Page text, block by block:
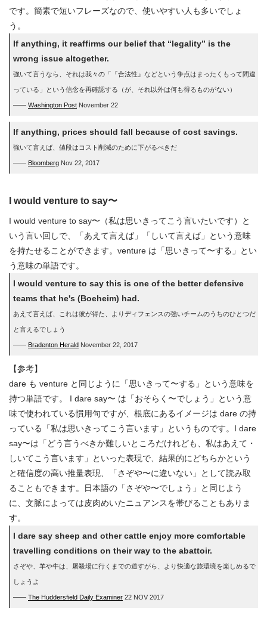
です。簡素で短いフレーズなので、使いやすい人も多いでしょ
う。
If anything, it reaffirms our belief that “legality” is the
wrong issue altogether.
強いて言うなら、それは我々の「『合法性』などという争点はまったくもって間違
っている」という信念を再確認する（が、それ以外は何も得るものがない）
―― Washington Post November 22
If anything, prices should fall because of cost savings.
強いて言えば、値段はコスト削減のために下がるべきだ
―― Bloomberg Nov 22, 2017
I would venture to say〜
I would venture to say〜（私は思いきってこう言いたいです）と
いう言い回しで、「あえて言えば」「しいて言えば」という意味
を持たせることができます。venture は「思いきって〜する」とい
う意味の単語です。
I would venture to say this is one of the better defensive
teams that he's (Boeheim) had.
あえて言えば、これは彼が得た、よりディフェンスの強いチームのうちのひとつだ
と言えるでしょう
―― Bradenton Herald November 22, 2017
【参考】
dare も venture と同じように「思いきって〜する」という意味を
持つ単語です。 I dare say〜 は「おそらく〜でしょう」という意
味で使われている慣用句ですが、根底にあるイメージは dare の持
っている「私は思いきってこう言います」というものです。I dare
say〜は「どう言うべきか難しいところだけれども、私はあえて・
しいてこう言います」といった表現で、結果的にどちらかという
と確信度の高い推量表現、「さぞや〜に違いない」として読み取
ることもできます。日本語の「さぞや〜でしょう」と同じよう
に、文脈によっては皮肉めいたニュアンスを帯びることもありま
す。
I dare say sheep and other cattle enjoy more comfortable
travelling conditions on their way to the abattoir.
さぞや、羊や牛は、屠殺場に行くまでの道すがら、より快適な旅環境を楽しめるで
しょうよ
―― The Huddersfield Daily Examiner 22 NOV 2017